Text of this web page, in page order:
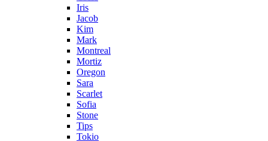
Iris
Jacob
Kim
Mark
Montreal
Mortiz
Oregon
Sara
Scarlet
Sofia
Stone
Tips
Tokio